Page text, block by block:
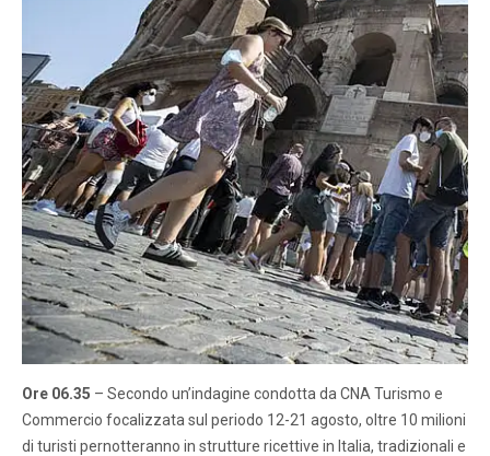
Ore 06.35 – Secondo un’indagine condotta da CNA Turismo e
Commercio focalizzata sul periodo 12-21 agosto, oltre 10 milioni
di turisti pernotteranno in strutture ricettive in Italia, tradizionali e